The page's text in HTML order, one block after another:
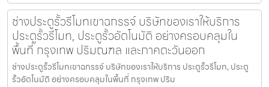
ช่างประตูรั้วรีโมทเขาฉกรรจ์ บริษัทของเราให้บริการ
ประตูรั้วรีโมท, ประตูรั้วอัตโนมัติ อย่างครอบคลุมใน
พื้นที่ กรุงเทพ ปริมณฑล และภาคตะวันออก
ช่างประตูรั้วรีโมทเขาฉกรรจ์ บริษัทของเราให้บริการ ประตูรั้วรีโมท, ประตู
รั้วอัตโนมัติ อย่างครอบคลุมในพื้นที่ กรุงเทพ ปริม